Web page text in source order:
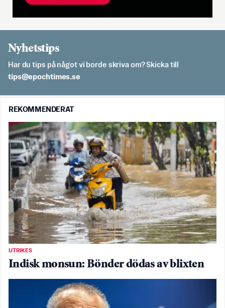
Nyhetstips
Har du tips på något vi borde skriva om? Skicka till
es.semithcope@spit
REKOMMENDERAT
UTRIKES
Indisk monsun: Bönder dödas av blixten